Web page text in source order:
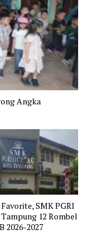
Angka
SMK PGRI
12 Rombel
2026-2027